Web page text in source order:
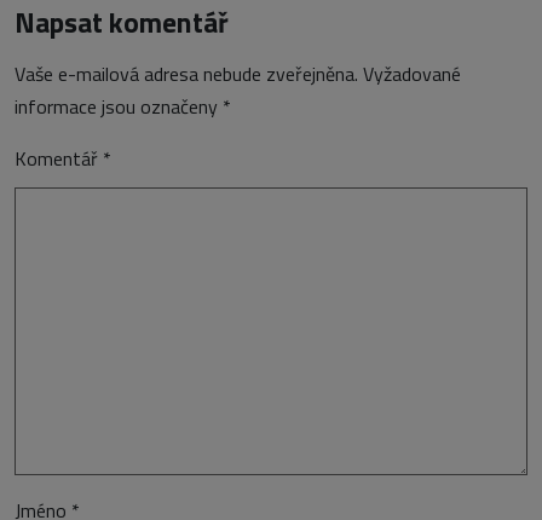
Napsat komentář
Vaše e-mailová adresa nebude zveřejněna. Vyžadované
informace jsou označeny *
Komentář *
Jméno *